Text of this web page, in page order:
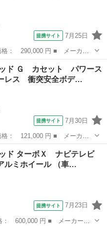
提携サイト 7月25日
ド ■ グレード名： Ｇ キ
ーポンプ交換済 パワーステ
ッド Ｇ カセット パワース
レス 衝突安全ボデ…
提携サイト 7月30日
ド ■ グレード名： Ｇ カ
衝突安全ボディ 運転席エ
ド ターボＸ ナビテレビ
ルミホイール （車…
提携サイト 7月23日